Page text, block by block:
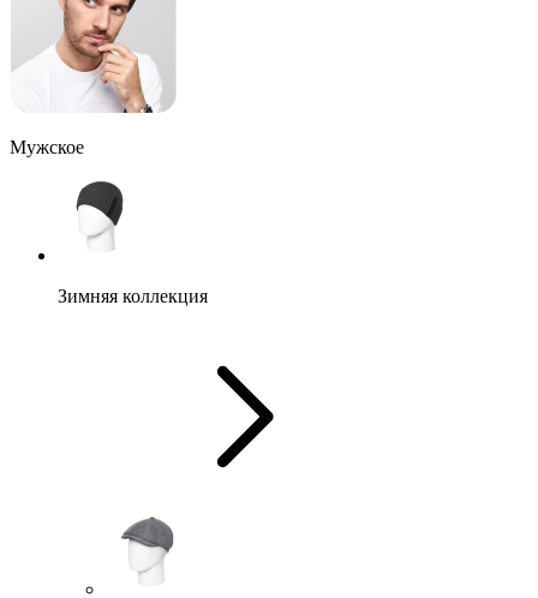
Мужское
Зимняя коллекция